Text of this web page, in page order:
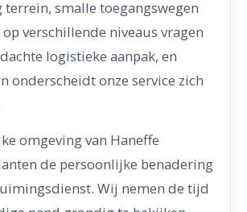
terrein, smalle toegangswegen
verschillende niveaus vragen
logistieke aanpak, en
onderscheidt onze service zich
omgeving van Haneffe
de persoonlijke benadering
Wij nemen de tijd